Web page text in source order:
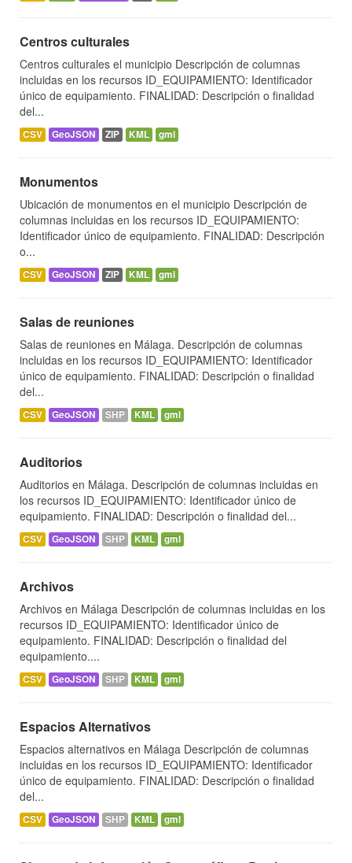
Centros culturales
Centros culturales el municipio Descripción de columnas
incluidas en los recursos ID_EQUIPAMIENTO: Identificador
único de equipamiento. FINALIDAD: Descripción o finalidad
del...
CSV GeoJSON ZIP KML gml
Monumentos
Ubicación de monumentos en el municipio Descripción de
columnas incluidas en los recursos ID_EQUIPAMIENTO:
Identificador único de equipamiento. FINALIDAD: Descripción
o...
CSV GeoJSON ZIP KML gml
Salas de reuniones
Salas de reuniones en Málaga. Descripción de columnas
incluidas en los recursos ID_EQUIPAMIENTO: Identificador
único de equipamiento. FINALIDAD: Descripción o finalidad
del...
CSV GeoJSON SHP KML gml
Auditorios
Auditorios en Málaga. Descripción de columnas incluidas en
los recursos ID_EQUIPAMIENTO: Identificador único de
equipamiento. FINALIDAD: Descripción o finalidad del...
CSV GeoJSON SHP KML gml
Archivos
Archivos en Málaga Descripción de columnas incluidas en los
recursos ID_EQUIPAMIENTO: Identificador único de
equipamiento. FINALIDAD: Descripción o finalidad del
equipamiento....
CSV GeoJSON SHP KML gml
Espacios Alternativos
Espacios alternativos en Málaga Descripción de columnas
incluidas en los recursos ID_EQUIPAMIENTO: Identificador
único de equipamiento. FINALIDAD: Descripción o finalidad
del...
CSV GeoJSON SHP KML gml